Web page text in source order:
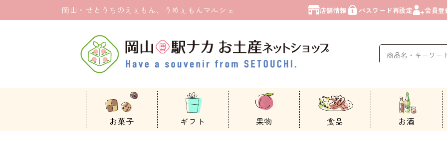
岡山・せとうちのえぇもん、うめぇもんマルシェ 店舗情報 パスワード再設定 会員登
お菓子 ギフト 果物 食品 お酒